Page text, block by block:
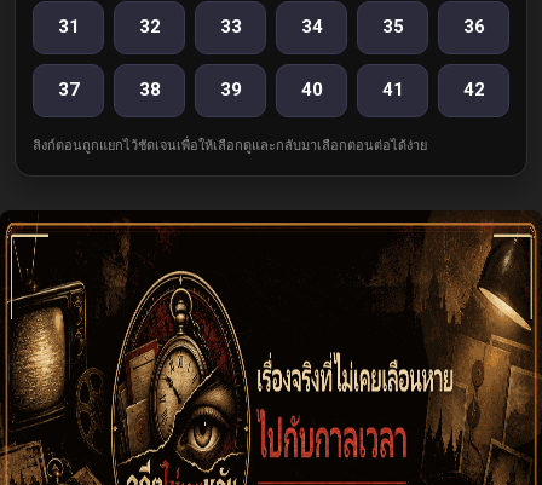
31 32 33 34 35 36
37 38 39 40 41 42
ลิงก์ตอนถูกแยกไว้ชัดเจนเพื่อให้เลือกดูและกลับมาเลือกตอนต่อได้ง่าย